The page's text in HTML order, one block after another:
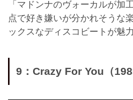
「マドンナのヴォーカルが加
点で好き嫌いが分かれそうな
ックスなディスコビートが魅
9：Crazy For You（